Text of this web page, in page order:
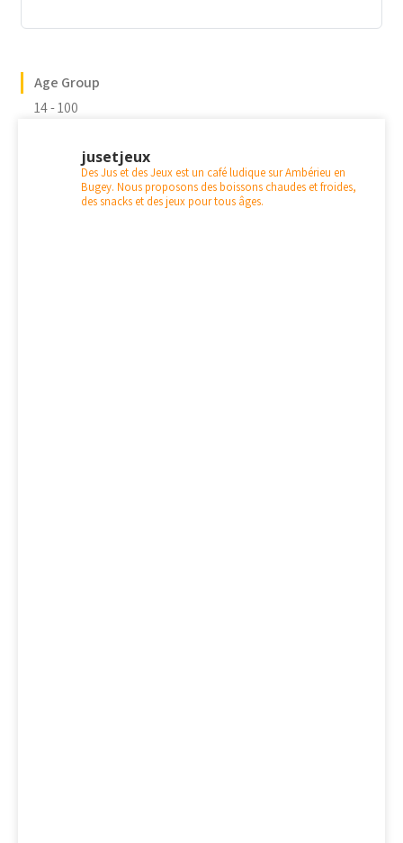
Age Group
14 - 100
jusetjeux
Des Jus et des Jeux est un café ludique sur Ambérieu en
Bugey. Nous proposons des boissons chaudes et froides,
des snacks et des jeux pour tous âges.